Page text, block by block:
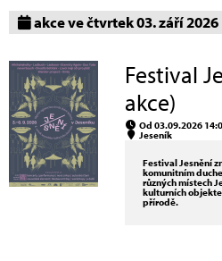
akce ve čtvrtek 03. září 2026
Festival
akce)
Od 03.09.2026
Jeseník
Festival Jesnění
komunitním
různých místech
kulturních
přírodě.